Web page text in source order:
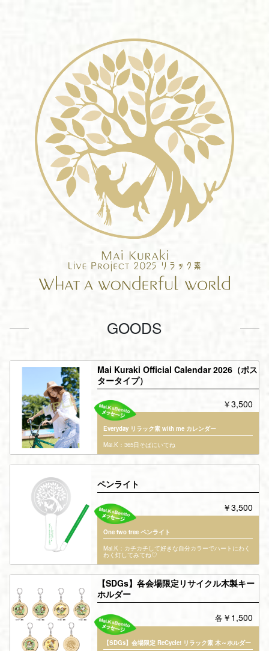
GOODS
Mai Kuraki Official Calendar 2026（ポス
タータイプ）
￥3,500
Everyday リラック素 with me カレンダー
Mai.K：365日そばにいてね
ペンライト
￥3,500
One two tree ペンライト
Mai.K：カチカチして好きな自分カラーでハートにわく
わく灯してみてね♡
【SDGs】各会場限定リサイクル木製キー
ホルダー
各￥1,500
【SDGs】会場限定 ReCycle! リラック素 木～ホルダー